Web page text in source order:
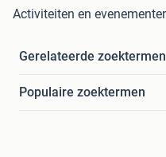
Activiteiten en
Gerelateerde zoektermen
Populaire zoektermen